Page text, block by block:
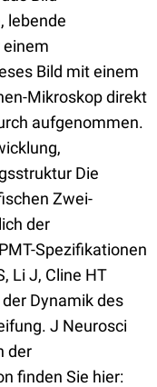
lebende
einem
Bild mit einem
Mikroskop direkt
aufgenommen.
Die
Zwei-
der
Spezifikationen
Li J, Cline HT
Dynamik des
J Neurosci
der
finden Sie hier: